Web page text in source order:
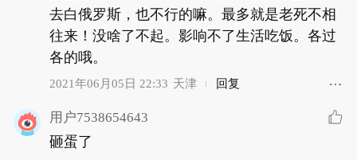
去白俄罗斯，也不行的嘛。最多就是老死不相
往来！没啥了不起。影响不了生活吃饭。各过
各的哦。
2021年06月05日 22:33 天津 回复
用户7538654643
砸蛋了